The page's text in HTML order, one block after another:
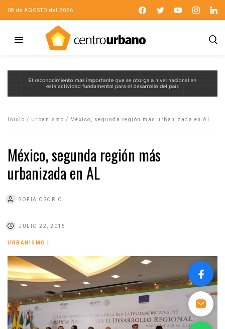
08 de AGOSTO del 2026
Inicio / Urbanismo / México, segunda región más urbanizada en AL
México, segunda región más
urbanizada en AL
SOFIA OSORIO
JULIO 22, 2015
URBANISMO